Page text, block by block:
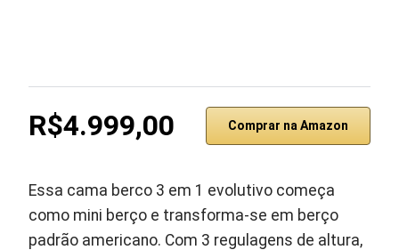
R$4.999,00 Comprar na Amazon
Essa cama berco 3 em 1 evolutivo começa
como mini berço e transforma-se em berço
padrão americano. Com 3 regulagens de altura,